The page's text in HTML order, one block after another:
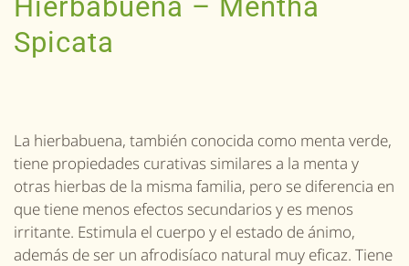
Hierbabuena – Mentha
Spicata
La hierbabuena, también conocida como menta verde,
tiene propiedades curativas similares a la menta y
otras hierbas de la misma familia, pero se diferencia en
que tiene menos efectos secundarios y es menos
irritante. Estimula el cuerpo y el estado de ánimo,
además de ser un afrodisíaco natural muy eficaz. Tiene